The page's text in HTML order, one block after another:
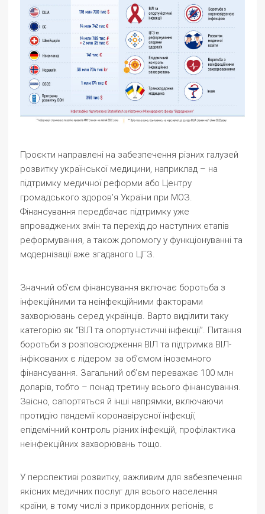
Проєкти направлені на забезпечення різних галузей
розвитку української медицини, наприклад – на
підтримку медичної реформи або Центру
громадського здоров’я України при МОЗ.
Фінансування передбачає підтримку уже
впроваджених змін та перехід до наступних етапів
реформування, а також допомогу у функціонуванні та
модернізації вже згаданого ЦГЗ.
Значний об’єм фінансування включає боротьба з
інфекційними та неінфекційними факторами
захворювань серед українців. Варто виділити таку
категорію як “ВІЛ та опортуністичні інфекції”. Питання
боротьби з розповсюдження ВІЛ та підтримка ВІЛ-
інфікованих є лідером за об’ємом іноземного
фінансування. Загальний об’єм переважає 100 млн
доларів, тобто – понад третину всього фінансування.
Звісно, сапортяться й інші напрямки, включаючи
протидію пандемії коронавірусної інфекції,
епідемічний контроль різних інфекцій, профілактика
неінфекційних захворювань тощо.
У перспективі розвитку, важливим для забезпечення
якісних медичних послуг для всього населення
країни, в тому числі з прикордонних регіонів, є